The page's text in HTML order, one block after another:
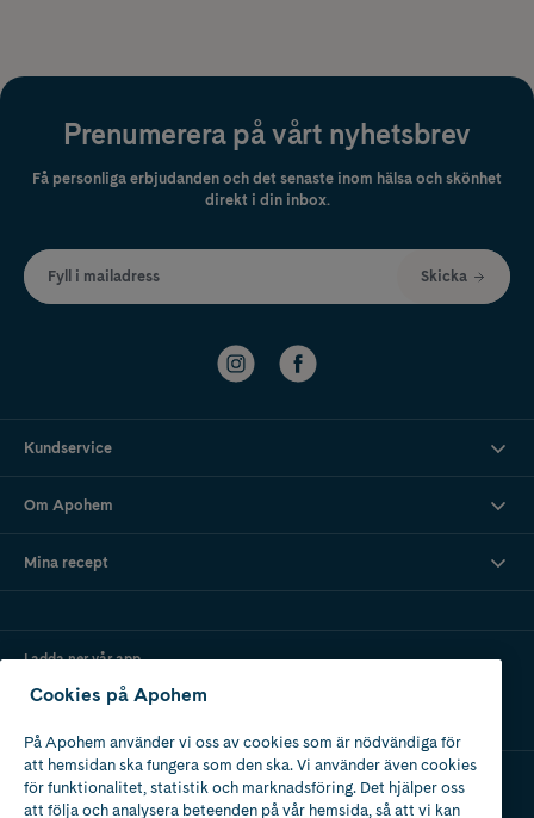
Prenumerera på vårt nyhetsbrev
Få personliga erbjudanden och det senaste inom hälsa och skönhet
direkt i din inbox.
Fyll i mailadress Skicka
Kundservice
Om Apohem
Mina recept
Ladda ner vår app
Apotek med tillstånd
Cookies på Apohem
På Apohem använder vi oss av cookies som är nödvändiga för
att hemsidan ska fungera som den ska. Vi använder även cookies
för funktionalitet, statistik och marknadsföring. Det hjälper oss
att följa och analysera beteenden på vår hemsida, så att vi kan